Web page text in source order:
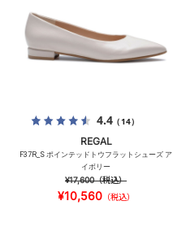
4.4（14）
REGAL
F37R_S ポインテッドトウフラットシューズ ア
イボリー
¥17,600（税込）
¥10,560（税込）